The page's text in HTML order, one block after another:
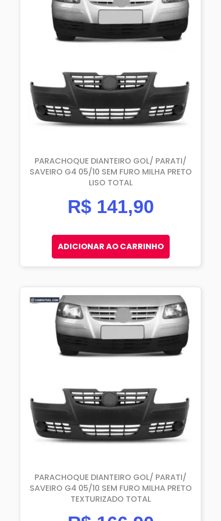
PARACHOQUE DIANTEIRO GOL/ PARATI/
SAVEIRO G4 05/10 SEM FURO MILHA PRETO
LISO TOTAL
R$141,90
ADICIONAR AO CARRINHO
PARACHOQUE DIANTEIRO GOL/ PARATI/
SAVEIRO G4 05/10 SEM FURO MILHA PRETO
TEXTURIZADO TOTAL